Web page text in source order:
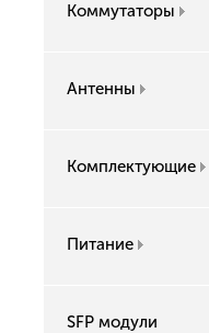
Коммутаторы
Антенны
Комплектующие
Питание
SFP модули